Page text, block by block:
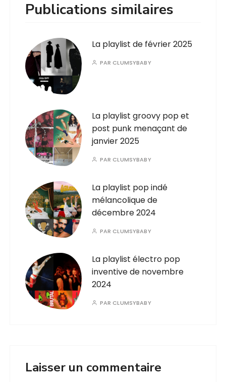
Publications similaires
La playlist de février 2025
PAR CLUMSYBABY
La playlist groovy pop et
post punk menaçant de
janvier 2025
PAR CLUMSYBABY
La playlist pop indé
mélancolique de
décembre 2024
PAR CLUMSYBABY
La playlist électro pop
inventive de novembre
2024
PAR CLUMSYBABY
Laisser un commentaire